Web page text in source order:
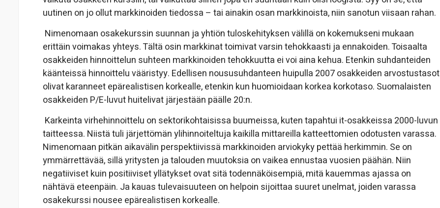
uutinen on jo ollut markkinoiden tiedossa – tai ainakin osan markkinoista, niin sanotun viisaan rahan.
Nimenomaan osakekurssin suunnan ja yhtiön tuloskehityksen välillä on kokemukseni mukaan
erittäin voimakas yhteys. Tältä osin markkinat toimivat varsin tehokkaasti ja ennakoiden. Toisaalta
osakkeiden hinnoittelun suhteen markkinoiden tehokkuutta ei voi aina kehua. Etenkin suhdanteiden
käänteissä hinnoittelu vääristyy. Edellisen noususuhdanteen huipulla 2007 osakkeiden arvostustasot
olivat karanneet epärealistisen korkealle, etenkin kun huomioidaan korkea korkotaso. Suomalaisten
osakkeiden P/E-luvut huitelivat järjestään päälle 20:n.
Karkeinta virhehinnoittelu on sektorikohtaisissa buumeissa, kuten tapahtui it-osakkeissa 2000-luvun
taitteessa. Niistä tuli järjettömän ylihinnoiteltuja kaikilla mittareilla katteettomien odotusten varassa.
Nimenomaan pitkän aikavälin perspektiivissä markkinoiden arviokyky pettää herkimmin. Se on
ymmärrettävää, sillä yritysten ja talouden muutoksia on vaikea ennustaa vuosien päähän. Niin
negatiiviset kuin positiiviset yllätykset ovat sitä todennäköisempiä, mitä kauemmas ajassa on
nähtävä eteenpäin. Ja kauas tulevaisuuteen on helpoin sijoittaa suuret unelmat, joiden varassa
osakekurssi nousee epärealistisen korkealle.